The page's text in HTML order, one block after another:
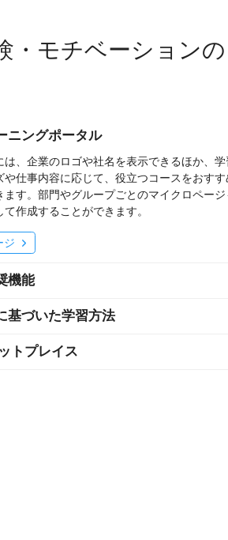
・モチベーションの
ニングポータル
は、企業のロゴや社名を表示できるほか、学
や仕事内容に応じて、役立つコースをおすす
ます。部門やグループごとのマイクロページ
作成することができます。
ジ
機能
基づいた学習方法
トプレイス